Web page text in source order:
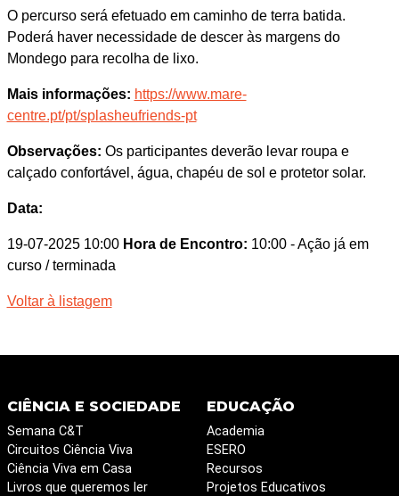
O percurso será efetuado em caminho de terra batida.
Poderá haver necessidade de descer às margens do
Mondego para recolha de lixo.
Mais informações: https://www.mare-
centre.pt/pt/splasheufriends-pt
Observações: Os participantes deverão levar roupa e
calçado confortável, água, chapéu de sol e protetor solar.
Data:
19-07-2025 10:00 Hora de Encontro: 10:00 - Ação já em
curso / terminada
Voltar à listagem
CIÊNCIA E SOCIEDADE
Semana C&T
Circuitos Ciência Viva
Ciência Viva em Casa
Livros que queremos ler
EDUCAÇÃO
Academia
ESERO
Recursos
Projetos Educativos